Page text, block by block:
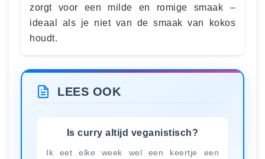
zorgt voor een milde en romige smaak –
ideaal als je niet van de smaak van kokos
houdt.
LEES OOK
Is curry altijd veganistisch?
Ik eet elke week wel een keertje een